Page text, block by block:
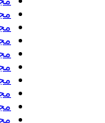
مجتبی
مجید
مجید الوند‎
مجید
مجید باقری
مجید
مجید
مجید
مجید